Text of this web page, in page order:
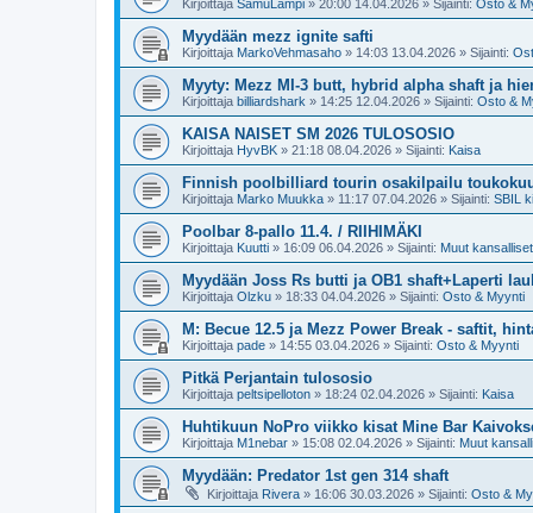
Kirjoittaja SamuLampi » 20:00 14.04.2026 » Sijainti: Osto &
Myydään mezz ignite safti
Kirjoittaja MarkoVehmasaho » 14:03 13.04.2026 » Sijainti:
Myyty: Mezz MI-3 butt, hybrid alpha shaft ja
Kirjoittaja billiardshark » 14:25 12.04.2026 » Sijainti: Osto &
KAISA NAISET SM 2026 TULOSOSIO
Kirjoittaja HyvBK » 21:18 08.04.2026 » Sijainti: Kaisa
Finnish poolbilliard tourin osakilpailu
Kirjoittaja Marko Muukka » 11:17 07.04.2026 » Sijainti: SBIL
Poolbar 8-pallo 11.4. / RIIHIMÄKI
Kirjoittaja Kuutti » 16:09 06.04.2026 » Sijainti: Muut
Myydään Joss Rs butti ja OB1 shaft+Laperti
Kirjoittaja Olzku » 18:33 04.04.2026 » Sijainti: Osto & Myynti
M: Becue 12.5 ja Mezz Power Break - saftit,
Kirjoittaja pade » 14:55 03.04.2026 » Sijainti: Osto & Myynti
Pitkä Perjantain tulososio
Kirjoittaja peltsipelloton » 18:24 02.04.2026 » Sijainti: Kaisa
Huhtikuun NoPro viikko kisat Mine Bar
Kirjoittaja M1nebar » 15:08 02.04.2026 » Sijainti: Muut
Myydään: Predator 1st gen 314 shaft
Kirjoittaja Rivera » 16:06 30.03.2026 » Sijainti: Osto &